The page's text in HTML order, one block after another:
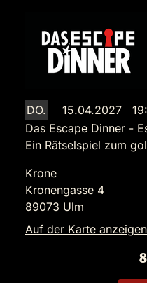
DO.
15.04.2027
Das Escape Dinner -
Ein Rätselspiel zum
Krone
Kronengasse 4
89073 Ulm
Auf der Karte anzeigen